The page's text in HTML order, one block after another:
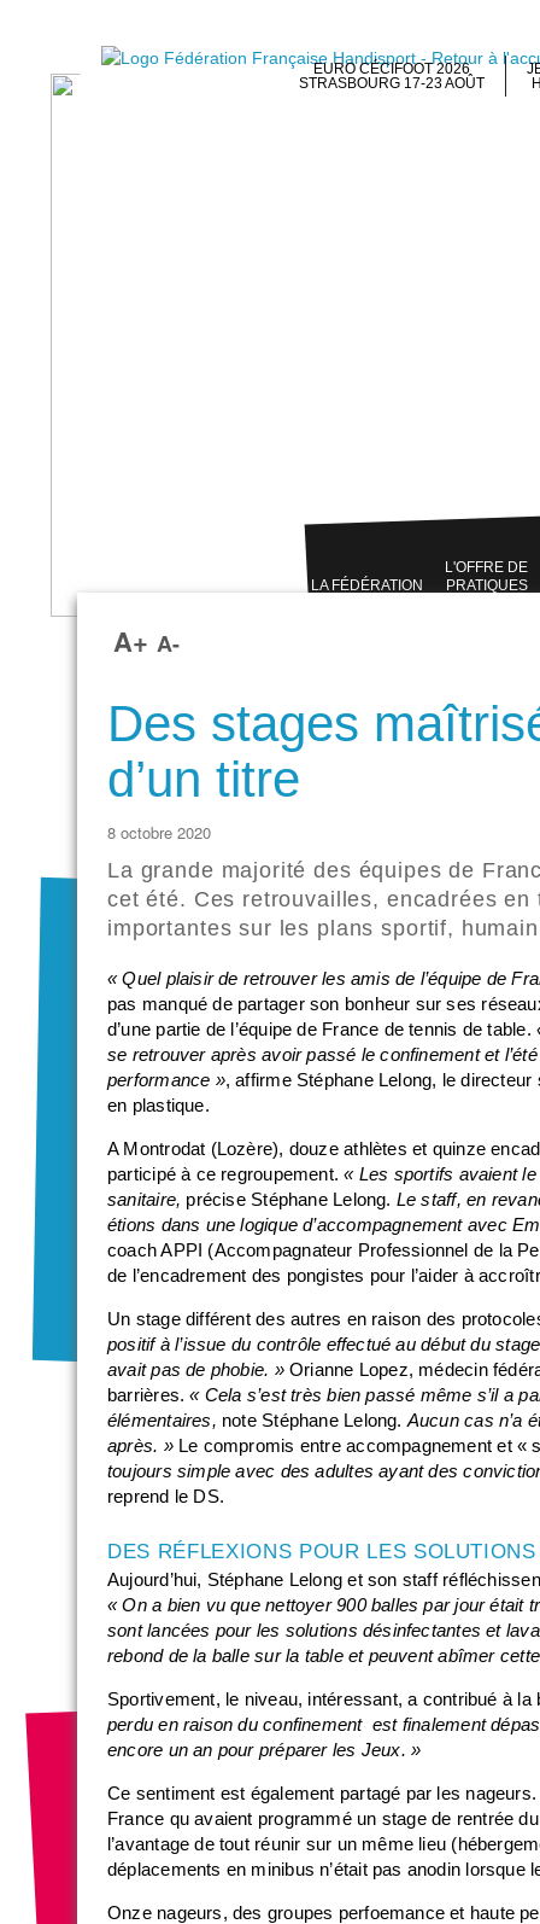
EURO CÉCIFOOT 2026
STRASBOURG 17-23 AOÛT
LA FÉDÉRATION
L'OFFRE DE
PRATIQUES
A+ A-
Des stages
d’un titre
8 octobre 2020
La grande majorité des équipes de
cet été. Ces retrouvailles, encadrées
importantes sur les plans sportif,
« Quel plaisir de retrouver les amis de l’équipe de
pas manqué de partager son bonheur sur ses
d’une partie de l’équipe de France de tennis de table.
se retrouver après avoir passé le confinement et
performance », affirme Stéphane Lelong, le
en plastique.
A Montrodat (Lozère), douze athlètes et quinze
participé à ce regroupement.« Les sportifs avaient
sanitaire, précise Stéphane Lelong. Le staff, en
étions dans une logique d’accompagnement avec
coach APPI (Accompagnateur Professionnel de la
de l’encadrement des pongistes pour l’aider à
Un stage différent des autres en raison des
positif à l’issue du contrôle effectué au début du
avait pas de phobie. »Orianne Lopez, médecin
barrières.« Cela s’est très bien passé même s’il a
élémentaires, note Stéphane Lelong. Aucun cas n’a
après. »Le compromis entre accompagnement et «
toujours simple avec des adultes ayant des
reprend le DS.
DES RÉFLEXIONS POUR LES
Aujourd’hui, Stéphane Lelong et son staff
« On a bien vu que nettoyer 900 balles par jour
sont lancées pour les solutions désinfectantes et
rebond de la balle sur la table et peuvent abîmer
Sportivement, le niveau, intéressant, a contribué à la
perdu en raison du confinement est finalement
encore un an pour préparer les Jeux. »
Ce sentiment est également partagé par les
France qu avaient programmé un stage de rentrée
l’avantage de tout réunir sur un même lieu
déplacements en minibus n’était pas anodin lorsque
Onze nageurs, des groupes perfoemance et haute